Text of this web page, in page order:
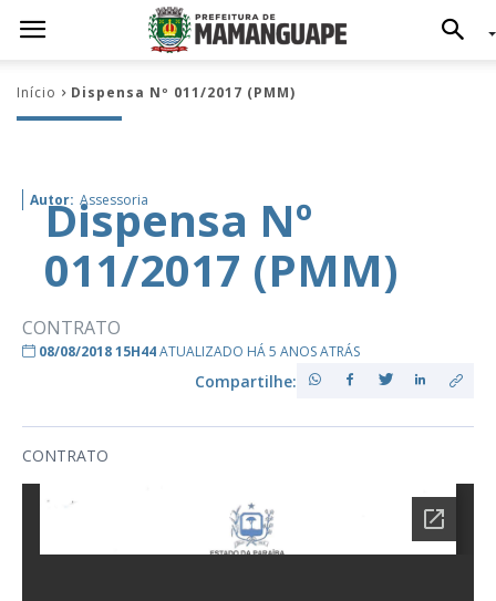
Início Dispensa Nº 011/2017 (PMM)
Autor: Assessoria
Dispensa Nº
011/2017 (PMM)
CONTRATO
08/08/2018 15H44ATUALIZADO HÁ 5 ANOS ATRÁS
Compartilhe:
CONTRATO